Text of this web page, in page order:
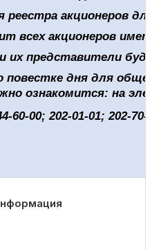
акционеров для
всех акционеров
их представители
дня для
ознакомится: на
60-00; 202-01-01; 202-70-